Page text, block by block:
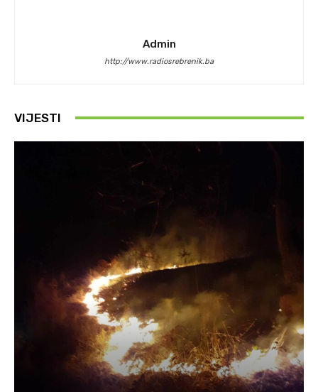
Admin
http://www.radiosrebrenik.ba
VIJESTI